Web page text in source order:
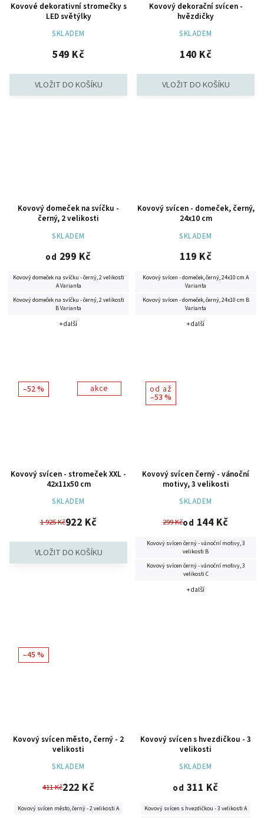
Kovové dekorativní stromečky s
LED světýlky
SKLADEM
549 Kč
Kovový dekorační svícen -
hvězdičky
SKLADEM
140 Kč
Kovový domeček na svíčku -
černý, 2 velikosti
SKLADEM
od 299 Kč
Kovový domeček na svíčku - černý, 2 velikosti
A Varianta
Kovový domeček na svíčku - černý, 2 velikosti
B Varianta
+ další
Kovový svícen - domeček, černý,
24x10 cm
SKLADEM
119 Kč
Kovový svícen - domeček, černý, 24x10 cm A
Varianta
Kovový svícen - domeček, černý, 24x10 cm B
Varianta
+ další
akce
–52 %
Kovový svícen - stromeček XXL -
42x11x50 cm
SKLADEM
1 925 Kč922 Kč
od až
–53 %
Kovový svícen černý - vánoční
motivy, 3 velikosti
SKLADEM
299 Kčod 144 Kč
Kovový svícen černý - vánoční motivy, 3
velikosti B
Kovový svícen černý - vánoční motivy, 3
velikosti C
+ další
–45 %
Kovový svícen město, černý - 2
velikosti
SKLADEM
411 Kč222 Kč
Kovový svícen město, černý - 2 velikosti A
Kovový svícen s hvezdičkou - 3
velikosti
SKLADEM
od 311 Kč
Kovový svícen s hvezdičkou - 3 velikosti A